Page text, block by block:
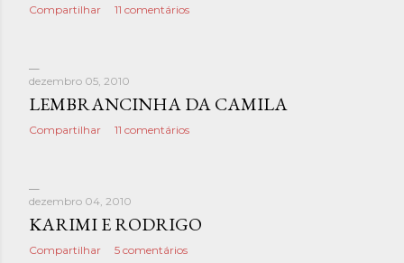
Compartilhar 11 comentários
dezembro 05, 2010
LEMBRANCINHA DA CAMILA
Compartilhar 11 comentários
dezembro 04, 2010
KARIMI E RODRIGO
Compartilhar 5 comentários